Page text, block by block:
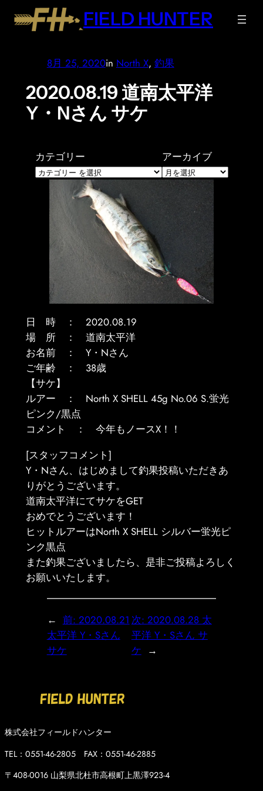
FIELD HUNTER
8月 25, 2020in North X, 釣果
2020.08.19 道南太平洋
Y・Nさん サケ
カテゴリー アーカイブ
日 時 ： 2020.08.19
場 所 ： 道南太平洋
お名前 ： Y・Nさん
ご年齢 ： 38歳
【サケ】
ルアー ： North X SHELL 45g No.06 S.蛍光
ピンク/黒点
コメント ： 今年もノースX！！
[スタッフコメント]
Y・Nさん、はじめまして釣果投稿いただきあ
りがとうございます。
道南太平洋にてサケをGET
おめでとうございます！
ヒットルアーはNorth X SHELL シルバー蛍光ピ
ンク黒点
また釣果ございましたら、是非ご投稿よろしく
お願いいたします。
← 前: 2020.08.21
太平洋 Y・Sさん
サケ
次: 2020.08.28 太
平洋 Y・Sさん サ
ケ →
株式会社フィールドハンター
TEL：0551-46-2805 FAX：0551-46-2885
〒408-0016 山梨県北杜市高根町上黒澤923-4